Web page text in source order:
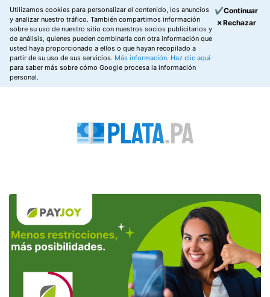
Utilizamos cookies para personalizar el contenido, los anuncios
y analizar nuestro tráfico. También compartimos información
sobre su uso de nuestro sitio con nuestros socios publicitarios y
de análisis, quienes pueden combinarla con otra información que
usted haya proporcionado a ellos o que hayan recopilado a
partir de su uso de sus servicios. Más información. Haz clic aquí
para saber más sobre cómo Google procesa la información
personal.
✔Continuar
✗Rechazar